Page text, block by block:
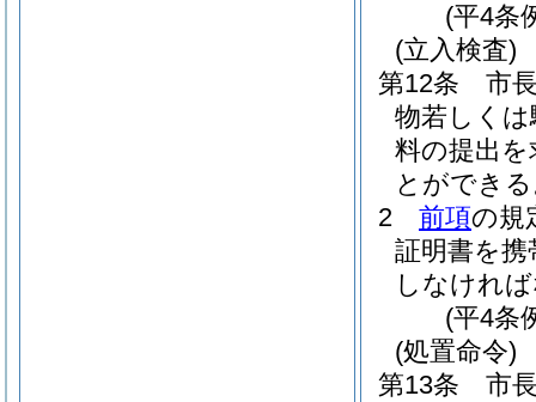
(平4条
(立入検査)
第12条
市
物若しく
料の提出
とができ
2
前項の規
証明書を
しなけれ
(平4条
(処置命令)
第13条
市